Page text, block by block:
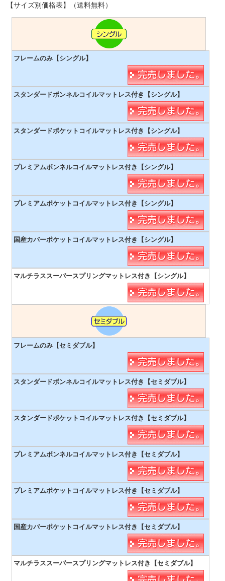
【サイズ別価格表】（送料無料）